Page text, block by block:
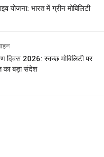
योजना: भारत में ग्रीन मोबिलिटी
दिवस 2026: स्वच्छ मोबिलिटी पर
का बड़ा संदेश